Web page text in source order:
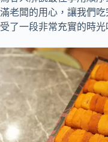
滿老闆的用心，讓我們
受了一段非常充實的時光